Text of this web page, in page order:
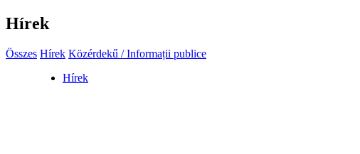
Hírek
Összes Hírek Közérdekű / Informații publice
Hírek